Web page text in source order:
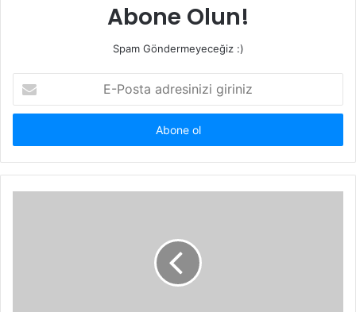
Abone Olun!
Spam Göndermeyeceğiz :)
Posta
adresinizi